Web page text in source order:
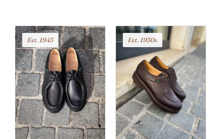
Est. 1945 Est. 1950s